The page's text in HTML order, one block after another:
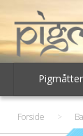
Forside >